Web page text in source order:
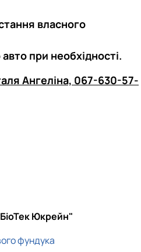
власного
при необхідності.
Ангеліна, 067-630-57-
Юкрейн"
фундука